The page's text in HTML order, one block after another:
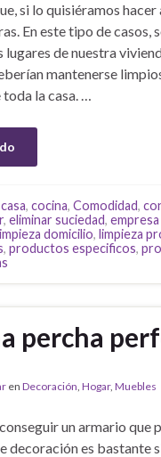
si lo quisiéramos hacer
En este tipo de casos,
de nuestra
mantenerse
toda la casa. …
casa, cocina, Comodidad,
, eliminar suciedad, empresa
domicilio, limpieza
, productos especificos,
percha
en Decoración, Hogar, Muebles
un armario que
decoración es bastante